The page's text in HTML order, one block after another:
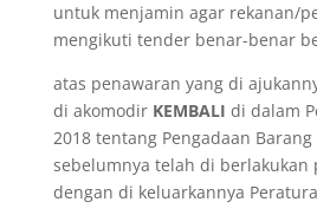
untuk menjamin agar rekanan/
mengikuti tender benar-benar
atas penawaran yang di
di akomodir KEMBALI di dalam
2018 tentang Pengadaan Barang
sebelumnya telah di berlakukan
dengan di keluarkannya